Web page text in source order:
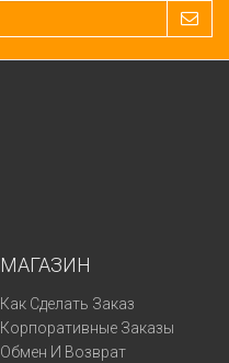
МАГАЗИН
Как Сделать Заказ
Корпоративные Заказы
Обмен И Возврат